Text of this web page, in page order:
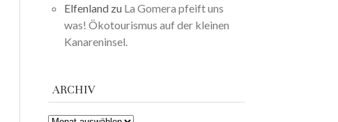
Elfenland zu La Gomera pfeift uns
was! Ökotourismus auf der kleinen
Kanareninsel.
ARCHIV